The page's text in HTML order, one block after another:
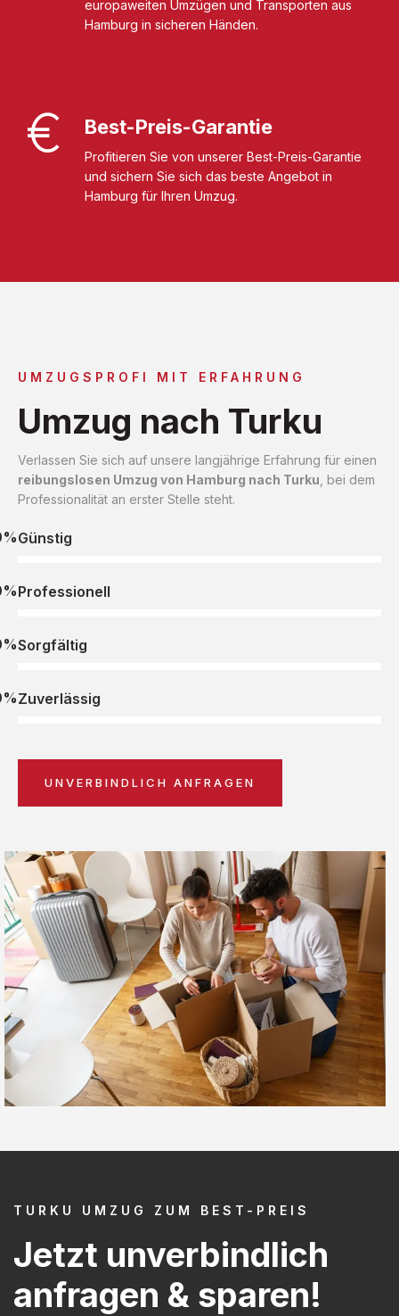
europaweiten Umzügen und Transporten aus
Hamburg in sicheren Händen.
Best-Preis-Garantie
Profitieren Sie von unserer Best-Preis-Garantie
und sichern Sie sich das beste Angebot in
Hamburg für Ihren Umzug.
UMZUGSPROFI MIT ERFAHRUNG
Umzug nach Turku
Verlassen Sie sich auf unsere langjährige Erfahrung für einen
reibungslosen Umzug von Hamburg nach Turku , bei dem
Professionalität an erster Stelle steht.
Günstig
Professionell
Sorgfältig
Zuverlässig
UNVERBINDLICH ANFRAGEN
TURKU UMZUG ZUM BEST-PREIS
Jetzt unverbindlich
anfragen & sparen!